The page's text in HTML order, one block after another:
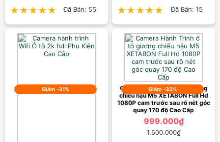
★★★★★
★★★★★ Đã Bán: 55 ★★★★★
★★★★★ Đã Bán: 15
Giảm -31% Giảm -33%
Camera Hành Trình ô tô gương
chiếu hậu M5 XETABON Full Hd
1080P cam trước sau rõ nét góc
quay 170 độ Cao Cấp
999.000₫
1.500.000₫